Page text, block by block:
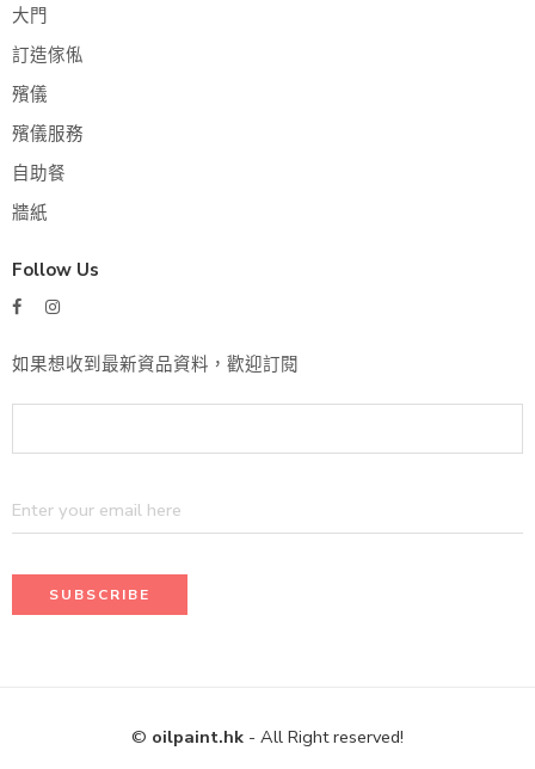
大門
訂造傢俬
殯儀
殯儀服務
自助餐
牆紙
Follow Us
如果想收到最新資品資料，歡迎訂閱
© oilpaint.hk - All Right reserved!